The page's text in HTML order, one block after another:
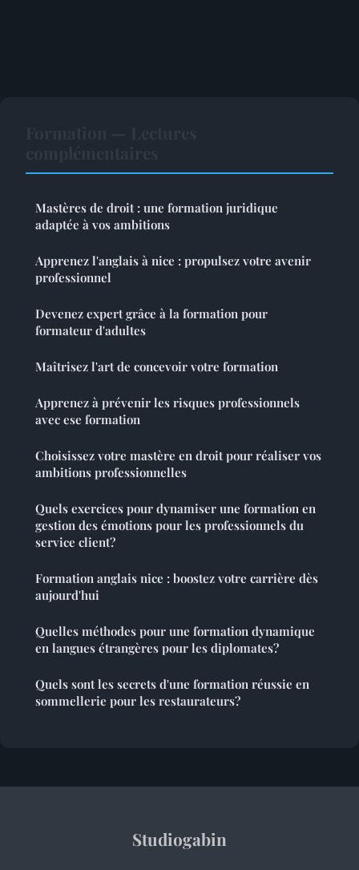
Mastères de droit : une formation juridique
adaptée à vos ambitions
Apprenez l'anglais à nice : propulsez votre avenir
professionnel
Devenez expert grâce à la formation pour
formateur d'adultes
Maîtrisez l'art de concevoir votre formation
Apprenez à prévenir les risques professionnels
avec ese formation
Choisissez votre mastère en droit pour réaliser vos
ambitions professionnelles
Quels exercices pour dynamiser une formation en
gestion des émotions pour les professionnels du
service client?
Formation anglais nice : boostez votre carrière dès
aujourd'hui
Quelles méthodes pour une formation dynamique
en langues étrangères pour les diplomates?
Quels sont les secrets d'une formation réussie en
sommellerie pour les restaurateurs?
Studiogabin